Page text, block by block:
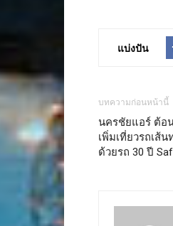
แบ่งปัน
บทความก่อนหน้านี้
นครชัยแอร์ ต้อ
เพิ่มเที่ยวรถเส้
ด้วยรถ 30 ปี